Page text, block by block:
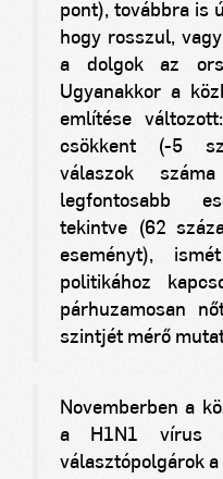
pont), továbbra is
hogy rosszul,
a dolgok az
Ugyanakkor a
említése
csökkent (-5
válaszok
legfontosabb
tekintve (62
eseményt),
politikához
párhuzamosan
szintjét mérő
Novemberben a
a H1N1 vírus
választópolgárok